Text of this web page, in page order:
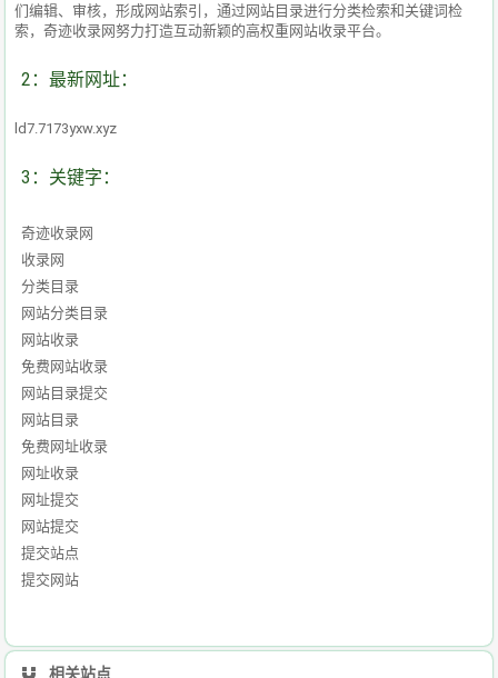
们编辑、审核，形成网站索引，通过网站目录进行分类检索和关键词检
索，奇迹收录网努力打造互动新颖的高权重网站收录平台。
2：最新网址：
ld7.7173yxw.xyz
3：关键字：
奇迹收录网
收录网
分类目录
网站分类目录
网站收录
免费网站收录
网站目录提交
网站目录
免费网址收录
网址收录
网址提交
网站提交
提交站点
提交网站
相关站点